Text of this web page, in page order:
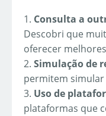
1. Consulta a
Descobri que
oferecer
2. Simulação de
permitem
3. Uso de
plataformas que